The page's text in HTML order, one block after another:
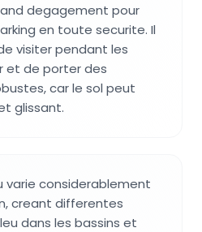
degagement pour
en toute securite. Il
visiter pendant les
et de porter des
car le sol peut
glissant.
varie considerablement
creant differentes
dans les bassins et